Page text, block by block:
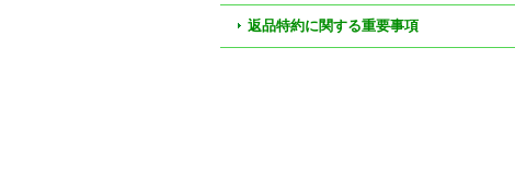
返品特約に関する重要事項